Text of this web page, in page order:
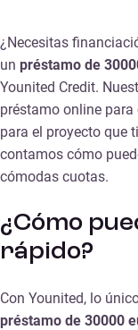
¿Necesitas
un préstamo de
Younited Credit.
préstamo online
para el proyecto que
contamos cómo
cómodas cuotas.
¿Cómo
rápido?
Con Younited, lo
préstamo de 30000